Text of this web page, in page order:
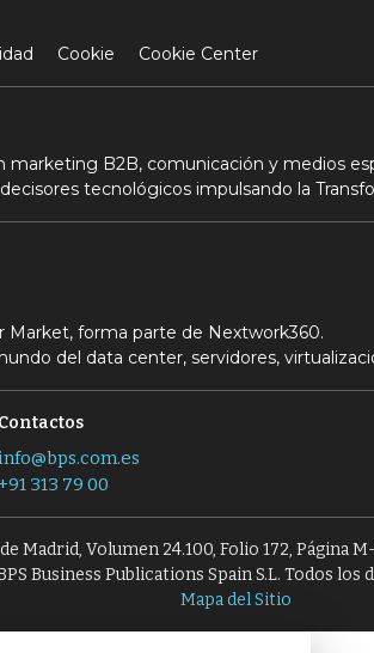
Cookie Cookie Center
marketing B2B, comunicación y medios
tecnológicos impulsando la
Market, forma parte de Nextwork360.
del data center, servidores,
Contactos
info@bps.com.es
313 79 00
Madrid, Volumen 24.100, Folio 172, Página
Business Publications Spain S.L. Todos los
Mapa del Sitio